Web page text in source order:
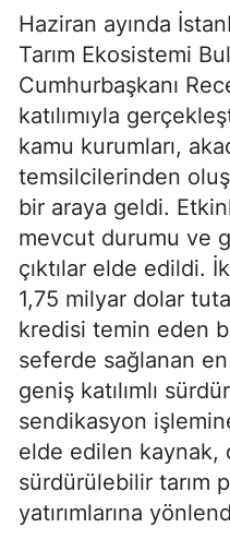
Haziran ayında
Tarım Ekosistemi
Cumhurbaşkanı
katılımıyla
kamu kurumları,
temsilcilerinden
bir araya geldi.
mevcut durumu ve
çıktılar elde edildi.
1,75 milyar dolar
kredisi temin eden
seferde sağlanan
geniş katılımlı
sendikasyon
elde edilen kaynak,
sürdürülebilir tarım
yatırımlarına